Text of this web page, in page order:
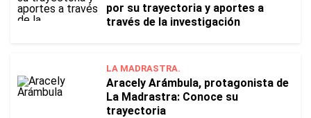
por su trayectoria y aportes a
través de la investigación
LA MADRASTRA.
Aracely Arámbula, protagonista de
La Madrastra: Conoce su
trayectoria